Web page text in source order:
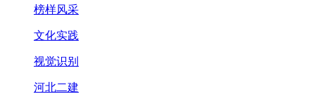
榜样风采
文化实践
视觉识别
河北二建